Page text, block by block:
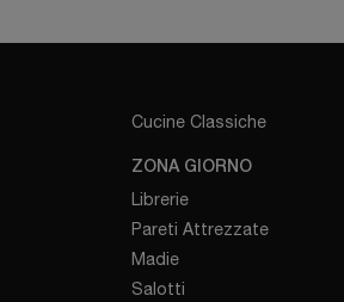
Cucine Classiche
ZONA GIORNO
Librerie
Pareti Attrezzate
Madie
Salotti